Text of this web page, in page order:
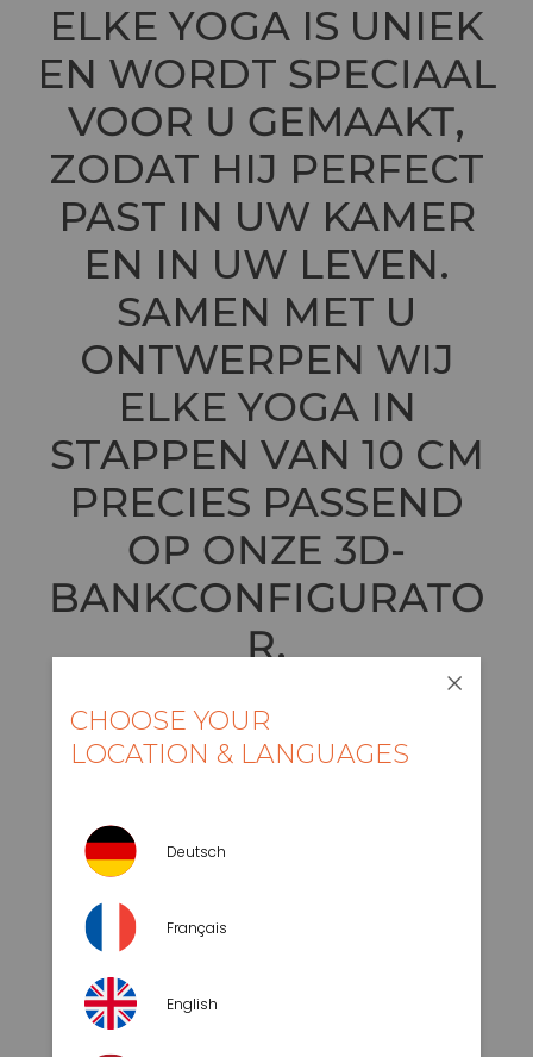
ELKE YOGA IS UNIEK
EN WORDT SPECIAAL
VOOR U GEMAAKT,
ZODAT HIJ PERFECT
PAST IN UW KAMER
EN IN UW LEVEN.
SAMEN MET U
ONTWERPEN WIJ
ELKE YOGA IN
STAPPEN VAN 10 CM
PRECIES PASSEND
OP ONZE 3D-
BANKCONFIGURATO
R.
CHOOSE YOUR
LOCATION & LANGUAGES
Deutsch
Français
English